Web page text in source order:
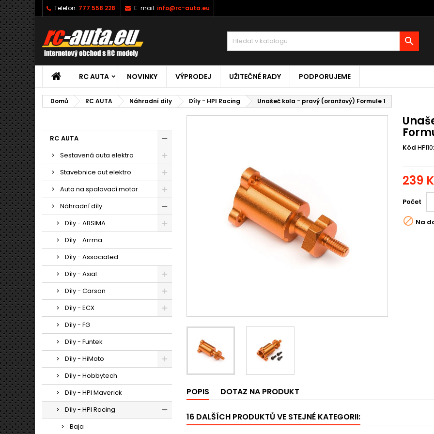
Telefon: 777 558 228 E-mail: info@rc-auta.eu

RC AUTA NOVINKY VÝPRODEJ UŽITEČNÉ RADY PODPORUJEME
Domů RC AUTA Náhradní díly Díly - HPI Racing Unašeč kola - pravý (oranžový) Formule 1
RC AUTA
Sestavená auta elektro
Stavebnice aut elektro
Auta na spalovací motor
Náhradní díly
Díly - ABSIMA
Díly - Arrma
Díly - Associated
Díly - Axial
Díly - Carson
Díly - ECX
Díly - FG
Díly - Funtek
Díly - HiMoto
Díly - Hobbytech
Díly - HPI Maverick
Díly - HPI Racing
Baja
Kód
239
Počet
 Na
POPIS DOTAZ NA PRODUKT
16 DALŠÍCH PRODUKTŮ VE STEJNÉ KATEGORII: